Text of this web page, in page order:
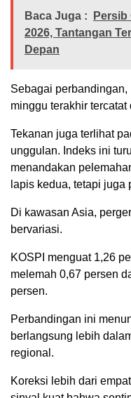
Baca Juga :
Persib
2026, Tantangan
Depan
Sebagai
minggu terakhir tercatat
Tekanan juga terlihat
unggulan. Indeks ini
menandakan
lapis kedua, tetapi juga
Di kawasan Asia,
bervariasi.
KOSPI menguat 1,26
melemah 0,67 persen
persen.
Perbandingan ini
berlangsung lebih
regional.
Koreksi lebih dari